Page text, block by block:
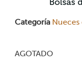
Bolsas
Categoría
AGOTADO